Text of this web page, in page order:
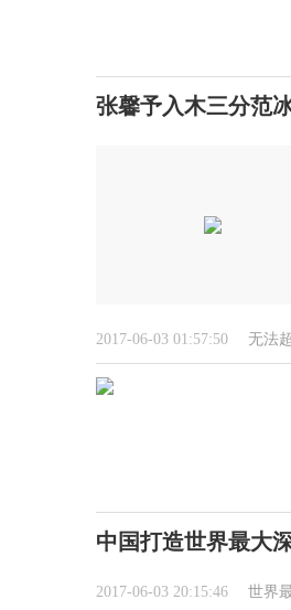
张馨予入木三分范
2017-06-03 01:57:50 无法
中国打造世界最大
2017-06-03 20:15:46 世界